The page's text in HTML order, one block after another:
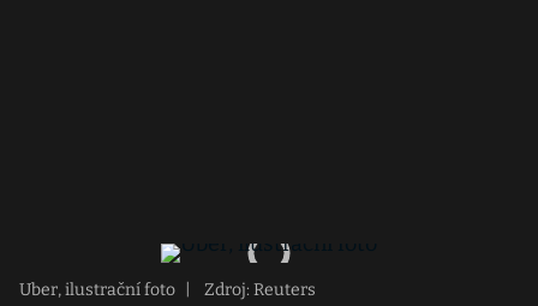
Uber, ilustrační foto Zdroj: Reuters